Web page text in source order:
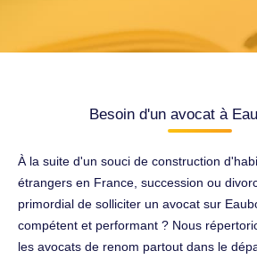
Besoin d'un avocat à
À la suite d'un souci de construction
étrangers en France, succession ou
primordial de solliciter un avocat sur
compétent et performant ? Nous
les avocats de renom partout dans le